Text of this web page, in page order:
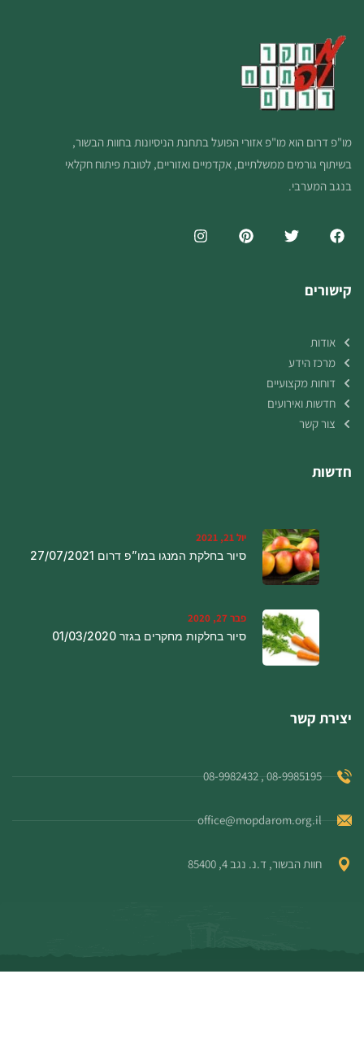
מו"פ דרום הוא מו"פ אזורי הפועל בתחנת הניסיונות בחוות הבשור,
בשיתוף גורמים ממשלתיים, אקדמיים ואזוריים, לטובת פיתוח חקלאי
בנגב המערבי.
קישורים
אודות
מרכז הידע
דוחות מקצועיים
חדשות ואירועים
צור קשר
חדשות
יול 21, 2021
סיור בחלקת המנגו במו”פ דרום 27/07/2021
פבר 27, 2020
סיור בחלקות מחקרים בגזר 01/03/2020
יצירת קשר
08-9985195 , 08-9982432
office@mopdarom.org.il
חוות הבשור, ד.נ. נגב 4, 85400